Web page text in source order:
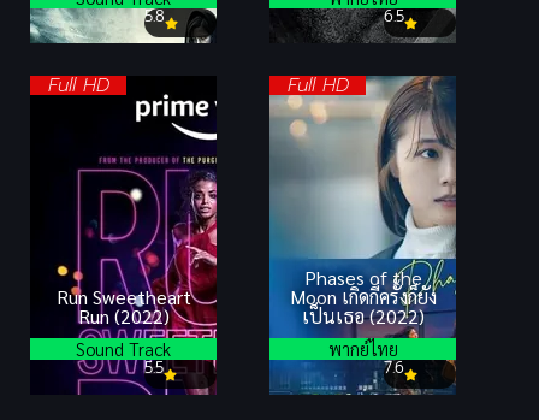
5.8
6.5
Full HD
Run Sweetheart
Run (2022)
5.5
Sound Track
Full HD
Phases of the
Moon เกิดกี่ครั้งก็ยัง
เป็นเธอ (2022)
7.6
พากย์ไทย